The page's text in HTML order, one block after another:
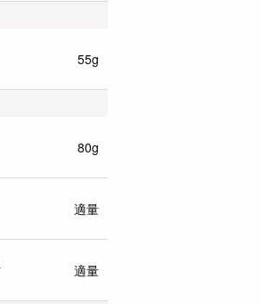
55g
80g
適量
適量